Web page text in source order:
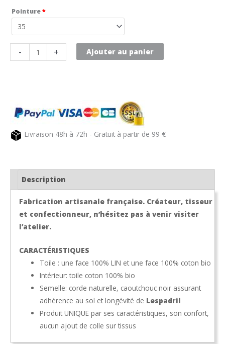
Pointure*
-
de
+ Ajouter au panier
Livraison 48h à 72h - Gratuit à partir de 99 €
Description
Fabrication artisanale française. Créateur, tisseur
et confectionneur, n’hésitez pas à venir visiter
l’atelier.
CARACTÉRISTIQUES
Toile : une face 100% LIN et une face 100% coton bio
Intérieur: toile coton 100% bio
Semelle: corde naturelle, caoutchouc noir assurant
adhérence au sol et longévité de Lespadril
Produit UNIQUE par ses caractéristiques, son confort,
aucun ajout de colle sur tissus